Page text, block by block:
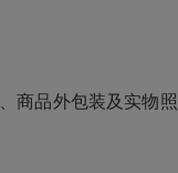
品外包装及实物